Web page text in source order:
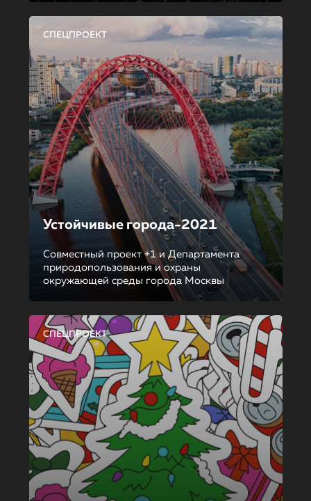
СПЕЦПРОЕКТ
Устойчивые города-2021
Совместный проект +1 и Департамента
природопользования и охраны
окружающей среды города Москвы
СПЕЦПРОЕКТ